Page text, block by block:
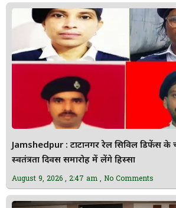
Jamshedpur : टाटानगर रेल सिविल डिफेंस के
स्वतंत्रता दिवस समारोह में लेंगे हिस्सा
August 9, 2026 2:47 am No Comments